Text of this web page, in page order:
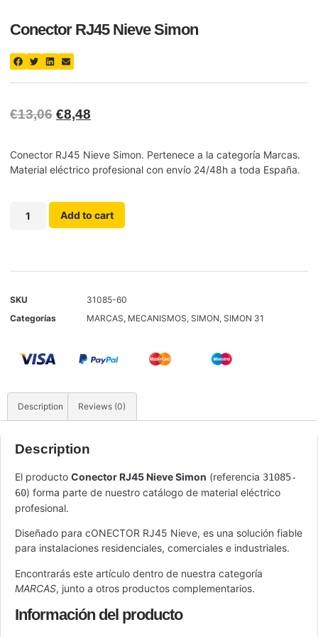
Conector RJ45 Nieve Simon
€13,06 €8,48
Conector RJ45 Nieve Simon. Pertenece a la categoría Marcas.
Material eléctrico profesional con envío 24/48h a toda España.
Add to cart
SKU
31085-60
Categorías
MARCAS, MECANISMOS, SIMON, SIMON 31
Description Reviews (0)
Description
El producto Conector RJ45 Nieve Simon (referencia 31085-
60) forma parte de nuestro catálogo de material eléctrico
profesional.
Diseñado para cONECTOR RJ45 Nieve, es una solución fiable
para instalaciones residenciales, comerciales e industriales.
Encontrarás este artículo dentro de nuestra categoría
MARCAS, junto a otros productos complementarios.
Información del producto